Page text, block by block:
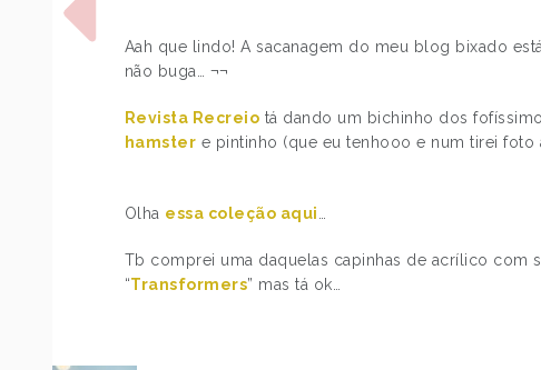
Aah que lindo! A sacanagem do meu blog bixado
não buga… ¬¬
Revista Recreio tá dando um bichinho dos
hamster e pintinho (que eu tenhooo e num tirei foto
Olha essa coleção aqui
Tb comprei uma daquelas capinhas de acrílico com
“Transformers” mas tá ok…
POST ANTERIOR
OS MOLHOS DO NEA